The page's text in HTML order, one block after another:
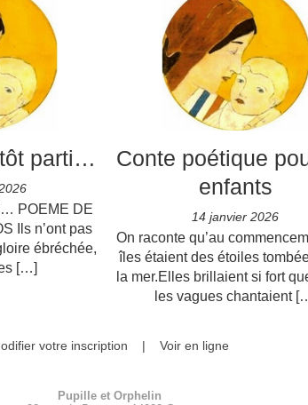
parti…
POEME DE
Ils n’ont pas
ébréchée,
[…]
Conte poétique
enfants
14 janvier 2026
On raconte qu’au
îles étaient des étoiles
la mer.Elles brillaient si fort
les vagues chantaient
votre inscription | Voir en ligne
Pupille et Orphelin